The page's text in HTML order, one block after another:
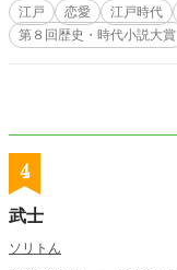
江戸 恋愛 江戸時代
第８回歴史・時代小説大賞
4
武士
ソリトん